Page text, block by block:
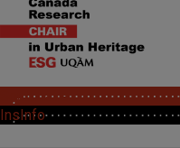
SoutChaire
InsInfo